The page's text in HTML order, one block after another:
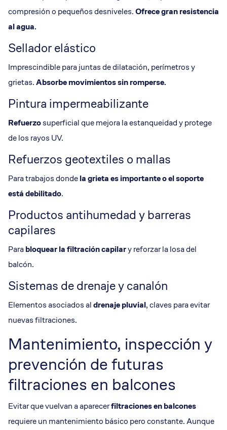
compresión o pequeños desniveles.Ofrece gran resistencia
al agua.
Sellador elástico
Imprescindible para juntas de dilatación, perímetros y
grietas.Absorbe movimientos sin romperse.
Pintura impermeabilizante
Refuerzosuperficial que mejora la estanqueidad y protege
de los rayos UV.
Refuerzos geotextiles o mallas
Para trabajos dondelagrietaes importante o el soporte
está debilitado.
Productos antihumedad y barreras
capilares
Parabloquear lafiltración capilary reforzar la losa del
balcón.
Sistemas de drenaje y canalón
Elementos asociados aldrenaje pluvial, claves para evitar
nuevas filtraciones.
Mantenimiento, inspección y
prevención de futuras
filtraciones en balcones
Evitar que vuelvan a aparecerfiltraciones en balcones
requiere un mantenimiento básico pero constante. Aunque